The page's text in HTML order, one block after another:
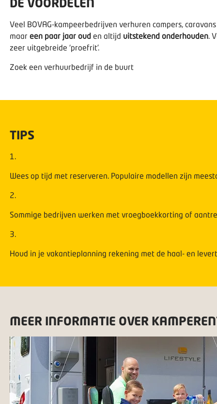
Veel BOVAG-kampeerbedrijven verhuren campers,
maar een paar jaar oud en altijd uitstekend onderhouden .
zeer uitgebreide ‘proefrit’.
Zoek een verhuurbedrijf in de buurt
TIPS
1
Wees op tijd met reserveren. Populaire modellen zijn
2
Sommige bedrijven werken met vroegboekkorting of
3
Houd in je vakantieplanning rekening met de haal- en
MEER INFORMATIE OVER